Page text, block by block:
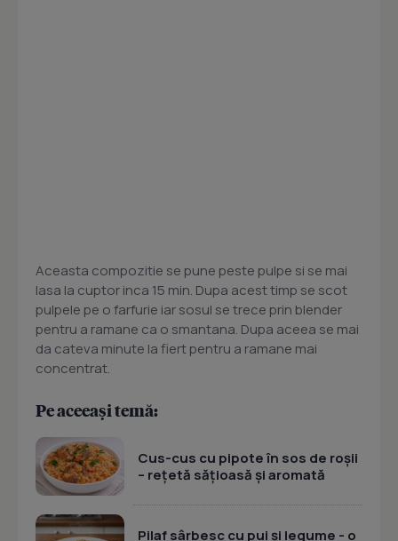
Aceasta compozitie se pune peste pulpe si se mai
lasa la cuptor inca 15 min. Dupa acest timp se scot
pulpele pe o farfurie iar sosul se trece prin blender
pentru a ramane ca o smantana. Dupa aceea se mai
da cateva minute la fiert pentru a ramane mai
concentrat.
Pe aceeași temă:
Cus-cus cu pipote în sos de roșii
– rețetă sățioasă și aromată
Pilaf sârbesc cu pui și legume - o